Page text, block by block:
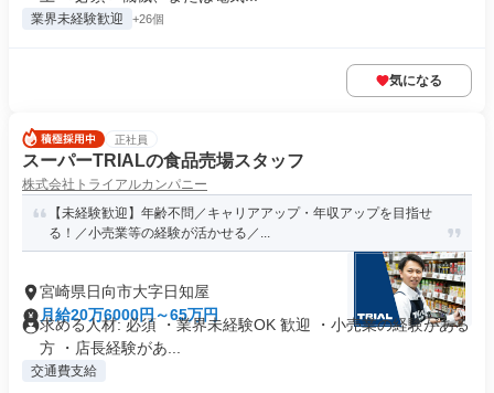
業界未経験歓迎 +26個
気になる
正社員
スーパーTRIALの食品売場スタッフ
株式会社トライアルカンパニー
【未経験歓迎】年齢不問／キャリアアップ・年収アップを目指せ
る！／小売業等の経験が活かせる／...
宮崎県日向市大字日知屋
月給20万6000円～65万円
求める人材: 必須 ・業界未経験OK 歓迎 ・小売業の経験がある
方 ・店長経験があ...
交通費支給